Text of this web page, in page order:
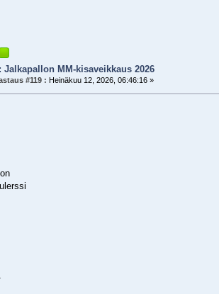
Jalkapallon MM-kisaveikkaus 2026
#119 : Heinäkuu 12, 2026, 06:46:16 »